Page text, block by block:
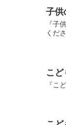
子供
『子
くだ
こど
『こ